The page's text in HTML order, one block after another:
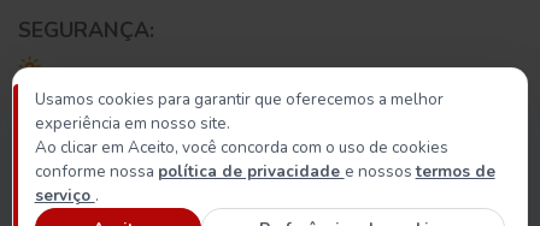
SEGURANÇA:
Usamos cookies para garantir que oferecemos a melhor
experiência em nosso site.
Ao clicar em Aceito, você concorda com o uso de cookies
conforme nossa política de privacidade e nossostermos de
serviço .